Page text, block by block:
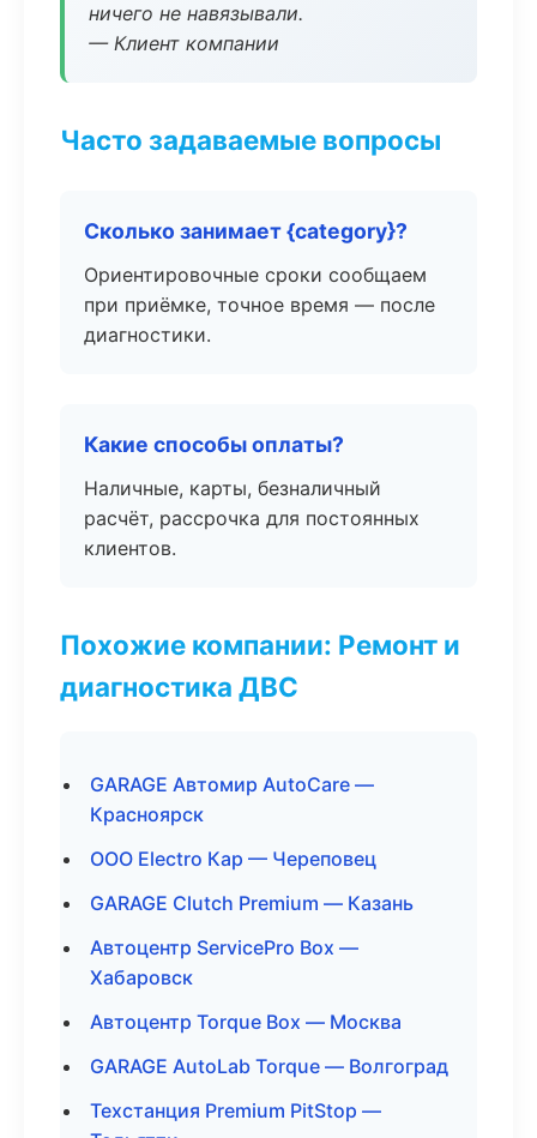
ничего не навязывали.
— Клиент компании
Часто задаваемые вопросы
Сколько занимает {category}?
Ориентировочные сроки сообщаем
при приёмке, точное время — после
диагностики.
Какие способы оплаты?
Наличные, карты, безналичный
расчёт, рассрочка для постоянных
клиентов.
Похожие компании: Ремонт и
диагностика ДВС
GARAGE Автомир AutoCare —
Красноярск
ООО Electro Кар — Череповец
GARAGE Clutch Premium — Казань
Автоцентр ServicePro Box —
Хабаровск
Автоцентр Torque Box — Москва
GARAGE AutoLab Torque — Волгоград
Техстанция Premium PitStop —